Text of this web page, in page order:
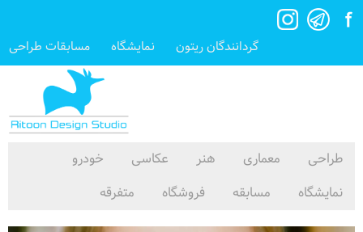
گردانندگان ریتون نمایشگاه مسابقات طراحی
طراحی معماری هنر عکاسی
خودرو
نمایشگاه
مسابقه فروشگاه متفرقه